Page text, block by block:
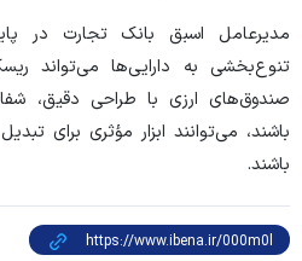
مدیرعامل اسبق بانک تجارت در
تنوع‌بخشی به دارایی‌ها می‌تواند
صندوق‌های ارزی با طراحی دقیق،
باشند، می‌توانند ابزار مؤثری برای
باشند.